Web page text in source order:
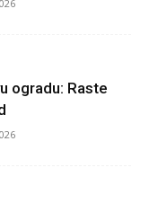
ogradu: Raste